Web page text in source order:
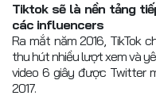
Tiktok sẽ là nền tảng
các influencers
Ra mắt năm 2016, TikTok
thu hút nhiều lượt xem và
video 6 giây được Twitter
2017.